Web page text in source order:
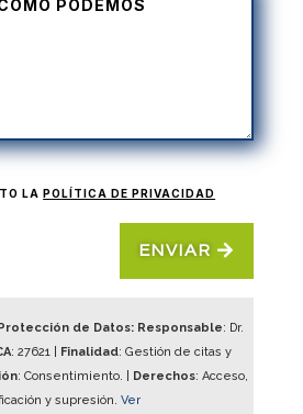
LA POLÍTICA DE PRIVACIDAD
ENVIAR
de Datos: Responsable: Dr.
: 27621| Finalidad: Gestión de citas y
: Consentimiento. | Derechos: Acceso,
y supresión. Ver